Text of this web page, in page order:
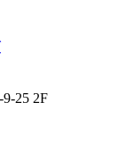
25 2F